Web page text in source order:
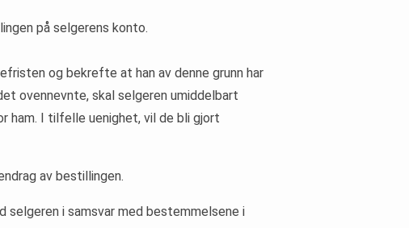
på selgerens konto.
og bekrefte at han av denne grunn har
ovennevnte, skal selgeren umiddelbart
ham. I tilfelle uenighet, vil de bli gjort
av bestillingen.
selgeren i samsvar med bestemmelsene i